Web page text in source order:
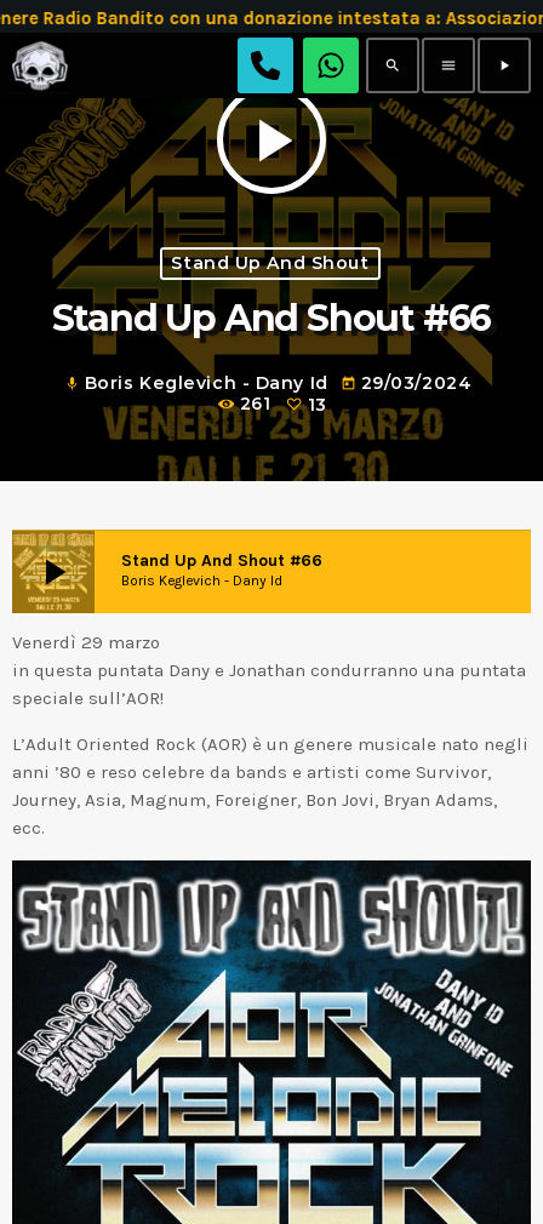
Bandito con una donazione intestata a: Associazione
search menu play_arrow
play_arrow
Stand Up And Shout
Stand Up And Shout #66
mic Boris Keglevich - Dany Id today 29/03/2024
261
13
play_arrow Stand Up And Shout #66
Boris Keglevich - Dany Id
Venerdì 29 marzo
in questa puntata Dany e Jonathan condurranno una puntata
speciale sull’AOR!
L’Adult Oriented Rock (AOR) è un genere musicale nato negli
anni ’80 e reso celebre da bands e artisti come Survivor,
Journey, Asia, Magnum, Foreigner, Bon Jovi, Bryan Adams,
ecc.